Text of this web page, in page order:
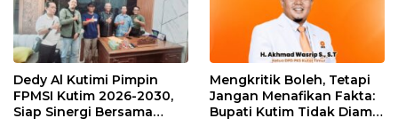
Dedy Al Kutimi Pimpin
FPMSI Kutim 2026-2030,
Siap Sinergi Bersama
Mengkritik Boleh, Tetapi
Jangan Menafikan Fakta:
Bupati Kutim Tidak Diam